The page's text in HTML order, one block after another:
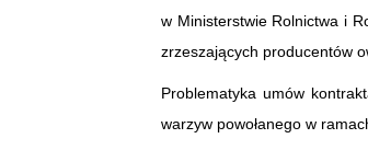
w Ministerstwie Rolnictwa i
zrzeszających producentów
Problematyka umów
warzyw powołanego w